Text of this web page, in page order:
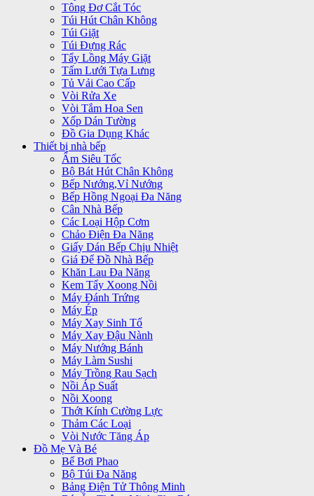
Tông Đơ Cắt Tóc
Túi Hút Chân Không
Túi Giặt
Túi Đựng Rác
Tẩy Lồng Máy Giặt
Tấm Lưới Tựa Lưng
Tủ Vải Cao Cấp
Vòi Rửa Xe
Vòi Tắm Hoa Sen
Xốp Dán Tường
Đồ Gia Dụng Khác
Thiết bị nhà bếp
Ấm Siêu Tốc
Bộ Bát Hút Chân Không
Bếp Nướng,Vỉ Nướng
Bếp Hồng Ngoại Đa Năng
Cân Nhà Bếp
Các Loại Hộp Cơm
Chảo Điện Đa Năng
Giấy Dán Bếp Chịu Nhiệt
Giá Để Đồ Nhà Bếp
Khăn Lau Đa Năng
Kem Tẩy Xoong Nồi
Máy Đánh Trứng
Máy Ép
Máy Xay Sinh Tố
Máy Xay Đậu Nành
Máy Nướng Bánh
Máy Làm Sushi
Máy Trồng Rau Sạch
Nồi Áp Suất
Nồi Xoong
Thớt Kính Cường Lực
Thảm Các Loại
Vòi Nước Tăng Áp
Đồ Mẹ Và Bé
Bể Bơi Phao
Bộ Túi Đa Năng
Bảng Điện Tử Thông Minh